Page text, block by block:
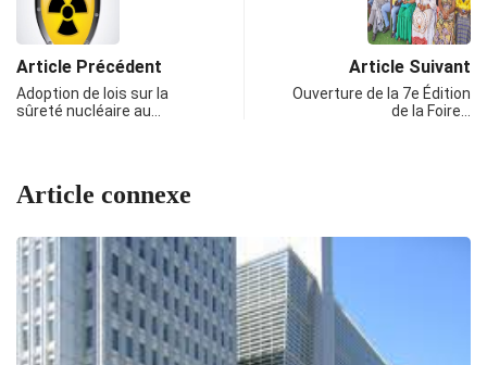
Article Précédent
Adoption de lois sur la
sûreté nucléaire au…
Article Suivant
Ouverture de la 7e Édition
de la Foire…
Article connexe